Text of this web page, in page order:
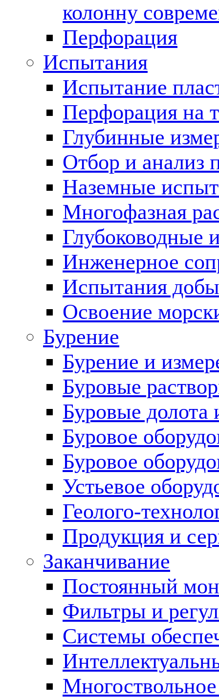
колонну
Перфорация
Испытания
Испытание
Перфорация на
Глубинные
Отбор и анализ
Наземные
Многофазная
Глубоководные
Инженерное
Испытания
Освоение
Бурение
Бурение и
Буровые
Буровые долота
Буровое
Буровое
Устьевое
Геолого-
Продукция и
Заканчивание
Постоянный
Фильтры и
Cистемы